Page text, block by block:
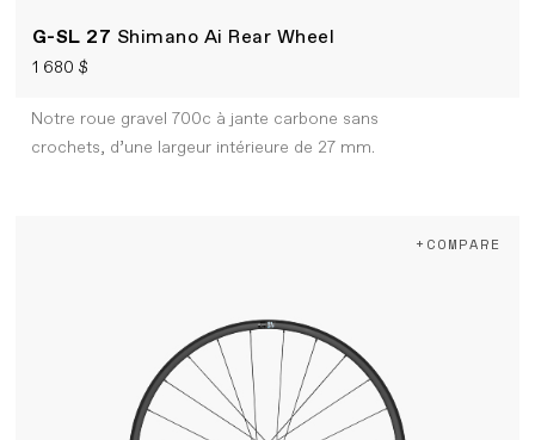
G-SL 27 Shimano Ai Rear Wheel
1 680 $
Notre roue gravel 700c à jante carbone sans
crochets, d’une largeur intérieure de 27 mm.
+COMPARE